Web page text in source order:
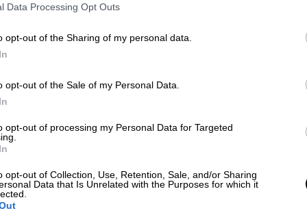
Data Processing Opt Outs
opt-out of the Sharing of my personal data.
opt-out of the Sale of my Personal Data.
opt-out of processing my Personal Data for Targeted
opt-out of Collection, Use, Retention, Sale, and/or Sharing
Data that Is Unrelated with the Purposes for which it
ρυθμίσεις: Πριν ξεκινήσετε το ταξίδι
ρυθμίσεις και τα πιθανά
στο σύνολο του οδικού δικτύου της
των πολιτών και την πρόληψη και
ΕΛΑΣ, 614 άτομα έχασαν την ζωή τους το
συνολικά 13.248 τραυματίστηκαν, εκ των